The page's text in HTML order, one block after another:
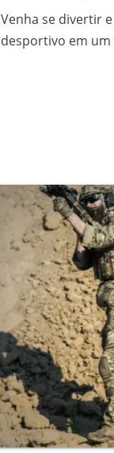
Venha se divertir
desportivo em